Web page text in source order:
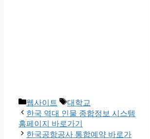
카
테
고
리
웹사이트
태
그
대학교
한국 역대 인물 종합정보 시스템
홈페이지 바로가기
한국공항공사 통합예약 바로가